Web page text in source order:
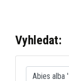
Vyhledat: